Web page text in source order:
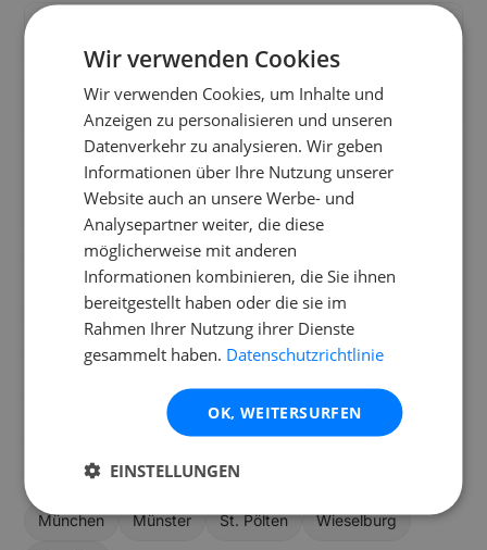
Was ist im Mietumfang enthalten?
Standorte
Verfügbar an folgenden Standorten
Frankfurt Graz Wien Salzburg
Stuttgart Düren Erlangen Essen Hamburg
Innsbruck
Linz Lustenau Mainz
Mannheim Duisburg Mönchengladbach
München Münster St. Pölten Wieselburg
Wir verwenden Cookies
Wir verwenden Cookies, um Inhalte und
Anzeigen zu personalisieren und unseren
Datenverkehr zu analysieren. Wir geben
Informationen über Ihre Nutzung unserer
Website auch an unsere Werbe- und
Analysepartner weiter, die diese
möglicherweise mit anderen
Informationen kombinieren, die Sie ihnen
bereitgestellt haben oder die sie im
Rahmen Ihrer Nutzung ihrer Dienste
gesammelt haben. Datenschutzrichtlinie
OK, WEITERSURFEN
EINSTELLUNGEN